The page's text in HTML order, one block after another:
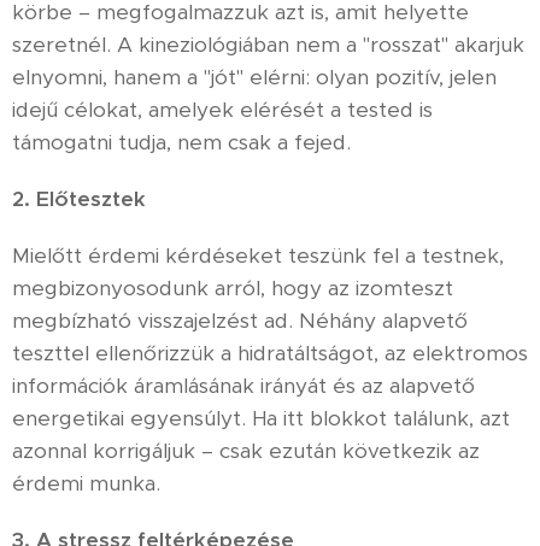
körbe – megfogalmazzuk azt is, amit helyette
szeretnél. A kineziológiában nem a "rosszat" akarjuk
elnyomni, hanem a "jót" elérni: olyan pozitív, jelen
idejű célokat, amelyek elérését a tested is
támogatni tudja, nem csak a fejed.
2. Előtesztek
Mielőtt érdemi kérdéseket teszünk fel a testnek,
megbizonyosodunk arról, hogy az izomteszt
megbízható visszajelzést ad. Néhány alapvető
teszttel ellenőrizzük a hidratáltságot, az elektromos
információk áramlásának irányát és az alapvető
energetikai egyensúlyt. Ha itt blokkot találunk, azt
azonnal korrigáljuk – csak ezután következik az
érdemi munka.
3. A stressz feltérképezése